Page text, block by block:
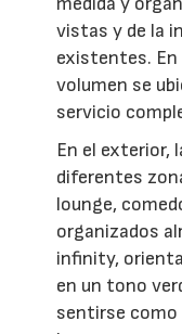
vistas y de la
existentes.
volumen se
servicio
En el exterior,
diferentes
lounge,
organizados
infinity,
en un tono
sentirse como